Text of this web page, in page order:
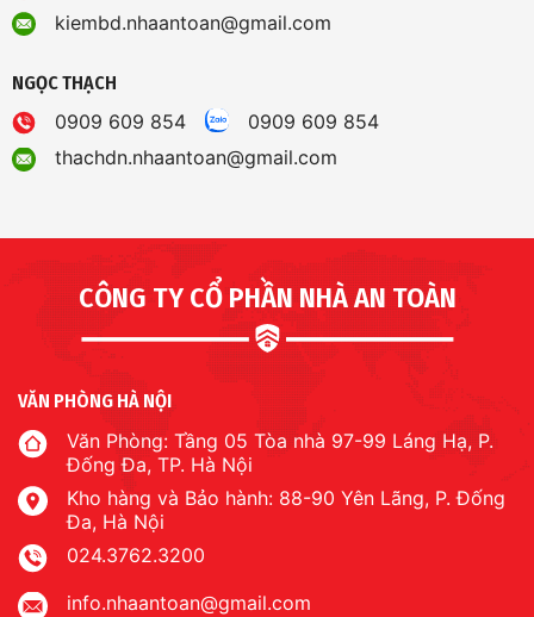
kiembd.nhaantoan@gmail.com
NGỌC THẠCH
0909 609 854
0909 609 854
thachdn.nhaantoan@gmail.com
CÔNG TY CỔ PHẦN NHÀ AN TOÀN
VĂN PHÒNG HÀ NỘI
Văn Phòng: Tầng 05 Tòa nhà 97-99 Láng Hạ, P.
Đống Đa, TP. Hà Nội
Kho hàng và Bảo hành: 88-90 Yên Lãng, P. Đống
Đa, Hà Nội
024.3762.3200
info.nhaantoan@gmail.com